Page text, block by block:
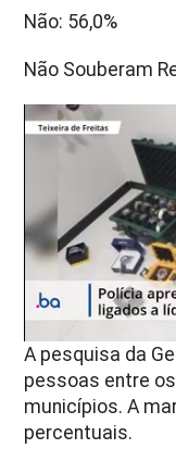
Não: 56,0%
Não Souberam
A pesquisa da
pessoas entre
municípios. A
percentuais.